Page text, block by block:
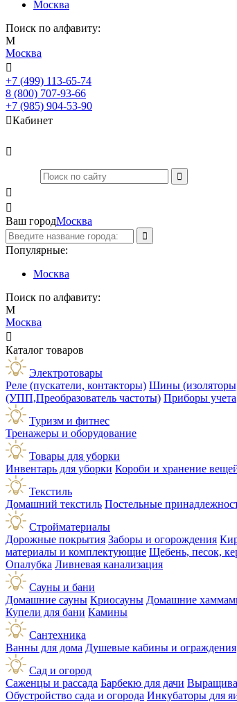
Москва
Поиск по алфавиту:
М
Москва

+7 (499) 113-65-74
8 (800) 707-93-66
+7 (985) 904-53-90
Кабинет



Ваш городМосква
Популярные:
Москва
Поиск по алфавиту:
М
Москва

Каталог товаров
Электротовары
Реле (пускатели, контакторы) Шины
(УПП,Преобразователь частоты) Приборы учета
Туризм и фитнес
Тренажеры и оборудование
Товары для уборки
Инвентарь для уборки Короби и хранение
Текстиль
Домашний текстиль Постельные
Стройматериалы
Дорожные покрытия Заборы и огорождения
материалы и комплектующие Щебень, песок,
Опалубка Ливневая канализация
Сауны и бани
Домашние сауны Криосауны Домашние
Купели для бани Камины
Сантехника
Ванны для дома Душевые кабины и ограждения
Сад и огород
Саженцы и рассада Барбекю для дачи
Обустройство сада и огорода Инкубаторы для